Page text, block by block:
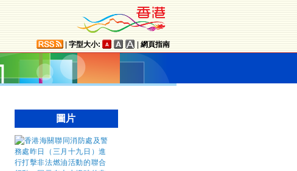
字型大小: 網頁指南
圖片